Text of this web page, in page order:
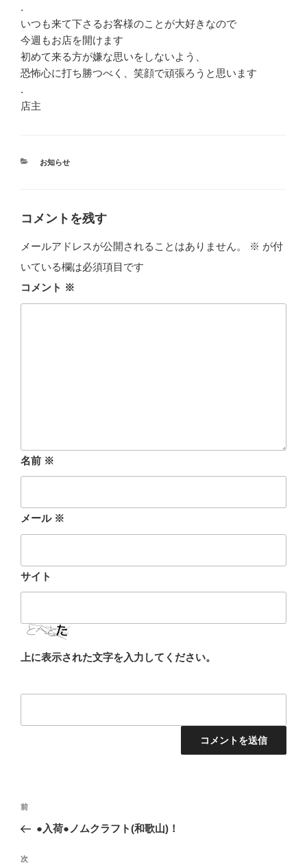
.
いつも来て下さるお客様のことが大好きなので
今週もお店を開けます
初めて来る方が嫌な思いをしないよう、
恐怖心に打ち勝つべく、笑顔で頑張ろうと思います
.
店主
カ
お知らせ
コメントを残す
メールアドレスが公開されることはありません。 ※ が付
いている欄は必須項目です
コメント ※
名前 ※
メール ※
サイト
上に表示された文字を入力してください。
投
ナ
ビ
前
の
稿
前
●入荷●ノムクラフト(和歌山)！
次
次